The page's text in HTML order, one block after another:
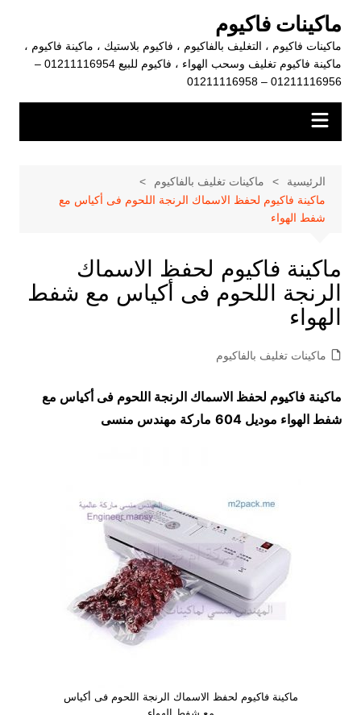
المحتوى
ماكينات فاكيوم
ماكينات فاكيوم ، التغليف بالفاكيوم ، فاكيوم بلاستيك ، ماكينة فاكيوم ،
ماكينة فاكيوم تغليف وسحب الهواء ، فاكيوم للبيع 01211116954 –
01211116956 – 01211116958
الرئيسية
ماكينات تغليف بالفاكيوم
ماكينة فاكيوم لحفظ الاسماك الرنجة اللحوم فى أكياس مع
شفط الهواء
ماكينة فاكيوم لحفظ الاسماك
الرنجة اللحوم فى أكياس مع شفط
الهواء
ماكينات تغليف بالفاكيوم
ماكينة فاكيوم لحفظ الاسماك الرنجة اللحوم فى أكياس مع
شفط الهواء موديل 604
ماركة مهندس منسى
ماكينة فاكيوم لحفظ الاسماك الرنجة اللحوم فى أكياس